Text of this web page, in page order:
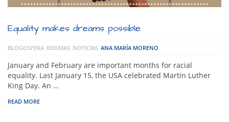
Equality makes dreams possible
BLOGOSFERA IDIOMAS NOTICIAS ANA MARÍA MORENO
January and February are important months for racial
equality. Last January 15, the USA celebrated Martin Luther
King Day. An …
READ MORE